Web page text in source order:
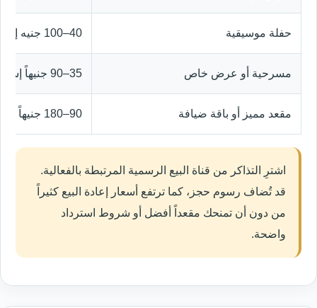
حفلة موسيقية 40–100 جنيه إسترليني
مسرحية أو عرض خاص 35–90 جنيهاً إسترلينياً
مقعد مميز أو باقة ضيافة 90–180 جنيهاً إسترلينياً أو أكثر
اشترِ التذاكر من قناة البيع الرسمية المرتبطة بالفعالية.
قد تُضاف رسوم حجز، كما ترتفع أسعار إعادة البيع كثيراً
من دون أن تمنحك مقعداً أفضل أو شروط استرداد
واضحة.